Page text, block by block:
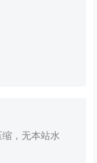
，无本站水